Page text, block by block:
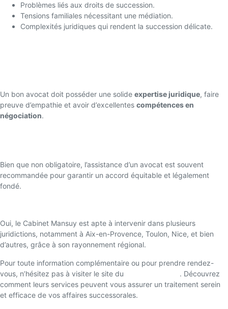
Problèmes liés aux droits de succession.
Tensions familiales nécessitant une médiation.
Complexités juridiques qui rendent la succession délicate.
Un bon avocat doit posséder une solide expertise juridique, faire
preuve d’empathie et avoir d’excellentes compétences en
négociation.
Bien que non obligatoire, l’assistance d’un avocat est souvent
recommandée pour garantir un accord équitable et légalement
fondé.
Oui, le Cabinet Mansuy est apte à intervenir dans plusieurs
juridictions, notamment à Aix-en-Provence, Toulon, Nice, et bien
d’autres, grâce à son rayonnement régional.
Pour toute information complémentaire ou pour prendre rendez-
vous, n’hésitez pas à visiter le site du
. Découvrez
comment leurs services peuvent vous assurer un traitement serein
et efficace de vos affaires successorales.